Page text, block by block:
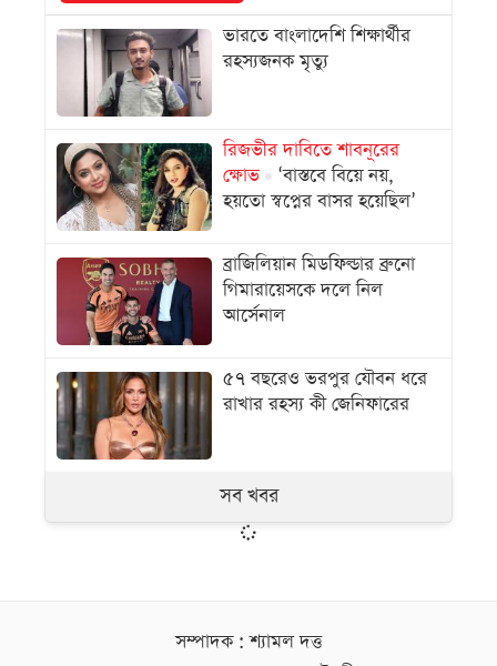
ভারতে বাংলাদেশি শিক্ষার্থীর
রহস্যজনক মৃত্যু
রিজভীর দাবিতে শাবনূরের
ক্ষোভ
‘বাস্তবে বিয়ে নয়,
হয়তো স্বপ্নের বাসর হয়েছিল’
ব্রাজিলিয়ান মিডফিল্ডার ব্রুনো
গিমারায়েসকে দলে নিল
আর্সেনাল
৫৭ বছরেও ভরপুর যৌবন ধরে
রাখার রহস্য কী জেনিফারের
সব খবর
সম্পাদক : শ্যামল দত্ত